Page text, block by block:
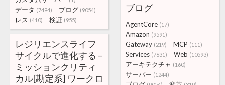
データ (7494) ブログ (9054)
レス (410) 検証 (955)
ブログ
AgentCore (17)
Amazon (9591)
Gateway (219) MCP (111)
Services (7631) Web (10593)
アーキテクチャ (160)
サーバー (1244)
レジリエンスライフ
サイクルで進化する –
ミッションクリティ
カル[勘定系] ワークロ